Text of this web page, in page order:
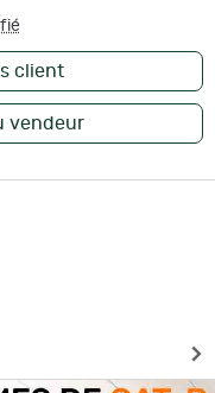
client
vendeur